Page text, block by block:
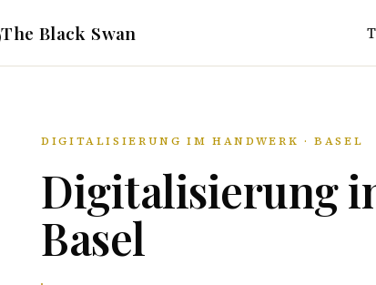
The Black Swan
DIGITALISIERUNG IM HANDWERK · BASEL
Digitalisierung
Basel